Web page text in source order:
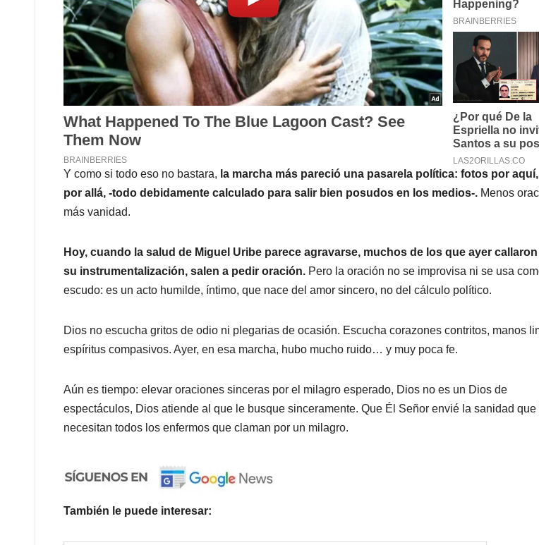
Y como si todo eso no bastara, la marcha más pareció una pasarela política: fotos por
por allá, -todo debidamente calculado para salir bien posudos en los medios-. Menos
más vanidad.
Hoy, cuando la salud de Miguel Uribe parece agravarse, muchos de los que ayer
su instrumentalización, salen a pedir oración. Pero la oración no se improvisa ni se usa
escudo: es un acto humilde, íntimo, que nace del amor sincero, no del cálculo político.
Dios no escucha gritos de odio ni plegarias de ocasión. Escucha corazones contritos, manos
espíritus compasivos. Ayer, en esa marcha, hubo mucho ruido… y muy poca fe.
Aún es tiempo: elevar oraciones sinceras por el milagro esperado, Dios no es un Dios de
espectáculos, Dios atiende al que le busque sinceramente. Que Él Señor envié la sanidad que
necesitan todos los enfermos que claman por un milagro.
También le puede interesar: